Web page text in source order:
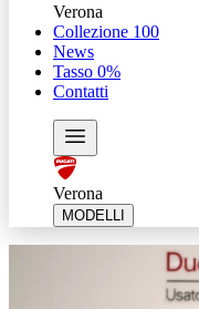
Verona
Collezione 100
News
Tasso 0%
Contatti
Verona
MODELLI